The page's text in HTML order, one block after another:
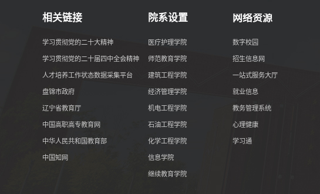
相关链接
学习贯彻党的二十大精神
学习贯彻党的二十届四中全会精神
人才培养工作状态数据采集平台
盘锦市政府
辽宁省教育厅
中国高职高专教育网
中华人民共和国教育部
中国知网
院系设置
医疗护理学院
师范教育学院
建筑工程学院
经济管理学院
机电工程学院
石油工程学院
化学工程学院
信息学院
继续教育学院
网络资源
数字校园
招生信息网
一站式服务大厅
就业信息
教务管理系统
心理健康
学习通